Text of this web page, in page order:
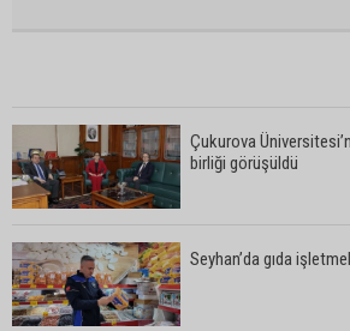
Çukurova
birliği görüşüldü
Seyhan’da gıda